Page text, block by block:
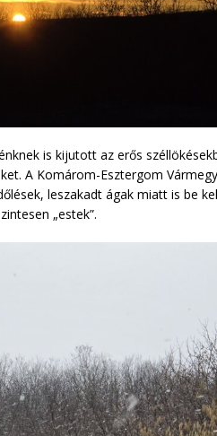
is kijutott az erős
A Komárom-Esztergom
leszakadt ágak miatt is be
„estek”.